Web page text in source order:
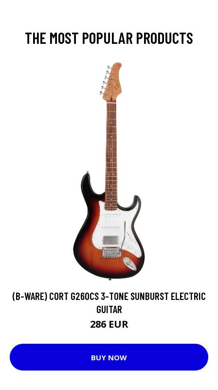
THE MOST POPULAR PRODUCTS
(B-WARE) CORT G260CS 3-TONE SUNBURST ELECTRIC
GUITAR
286 EUR
BUY NOW